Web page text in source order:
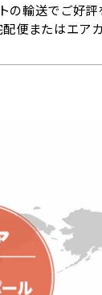
輸送でご好評
便またはエア